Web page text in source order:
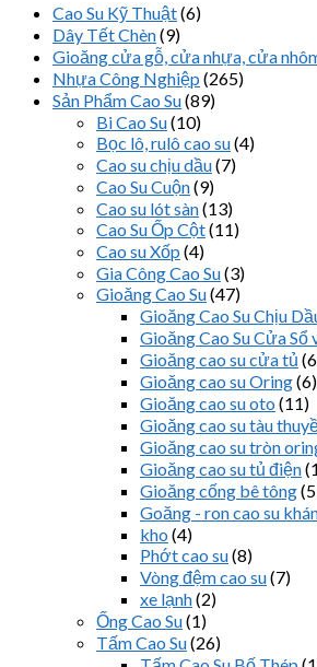
Cao Su Kỹ Thuật(6)
Dây Tết Chèn(9)
Gioăng cửa gỗ, cửa nhựa, cửa
Nhựa Công Nghiệp (265)
Sản Phẩm Cao Su(89)
Bi Cao Su(10)
Bọc lô, rulô cao su(4)
Cao su chịu dầu(7)
Cao Su Cuộn(9)
Cao su lót sàn(13)
Cao Su Ốp Cột(11)
Cao su Xốp (4)
Gia Công Cao Su(3)
Gioăng Cao Su(47)
Gioăng Cao Su Chịu
Gioăng Cao Su Cửa Sổ
Gioăng cao su cửa tủ
Gioăng cao su Oring(6)
Gioăng cao su oto (11)
Gioăng cao su tàu
Gioăng cao su tròn
Gioăng cao su tủ điện
Gioăng cống bê tông
Goăng - ron cao su
kho (4)
Phớt cao su(8)
Vòng đệm cao su(7)
xe lạnh(2)
Ống Cao Su(1)
Tấm Cao Su(26)